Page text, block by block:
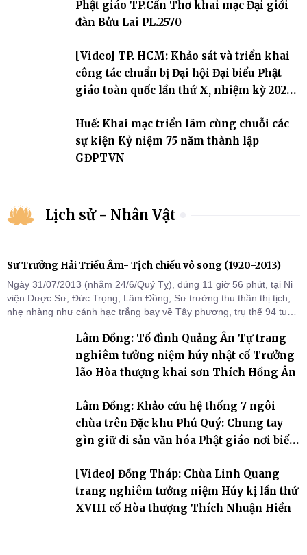
thứ I, thể hiện sự quan tâm đối với công tác truyền giới, đào tạo
Tăng tài và tiếp nối mạng mạch Tăng-g
Phật giáo TP.Cần Thơ khai mạc Đại giới
đàn Bửu Lai PL.2570
[Video] TP. HCM: Khảo sát và triển khai
công tác chuẩn bị Đại hội Đại biểu Phật
giáo toàn quốc lần thứ X, nhiệm kỳ 2026-
Huế: Khai mạc triển lãm cùng chuỗi các
sự kiện Kỷ niệm 75 năm thành lập
GĐPTVN
Lịch sử - Nhân Vật
Sư Trưởng Hải Triều Âm- Tịch chiếu vô song (1920-2013)
Ngày 31/07/2013 (nhằm 24/6/Quý Tỵ), đúng 11 giờ 56 phút, tại Ni
viện Dược Sư, Đức Trọng, Lâm Đồng, Sư trưởng thu thần thị tịch,
nhẹ nhàng như cánh hạc trắng bay về Tây phương, trụ thế 94 tuổi
Lâm Đồng: Tổ đình Quảng Ân Tự trang
nghiêm tưởng niệm húy nhật cố Trưởng
lão Hòa thượng khai sơn Thích Hồng Ân
Lâm Đồng: Khảo cứu hệ thống 7 ngôi
chùa trên Đặc khu Phú Quý: Chung tay
gìn giữ di sản văn hóa Phật giáo nơi biển
[Video] Đồng Tháp: Chùa Linh Quang
trang nghiêm tưởng niệm Húy kị lần thứ
XVIII cố Hòa thượng Thích Nhuận Hiền